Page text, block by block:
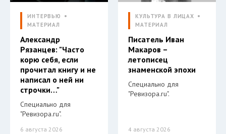
ИНТЕРВЬЮ
МАТЕРИАЛ
Александр
Рязанцев: "Часто
корю себя, если
прочитал книгу и не
написал о ней ни
строчки…"
Специально для
"Ревизора.ru".
6 августа 2026
КУЛЬТУРА В ЛИЦАХ
МАТЕРИАЛ
Писатель Иван
Макаров –
летописец
знаменской эпохи
Специально для
"Ревизора.ru".
4 августа 2026